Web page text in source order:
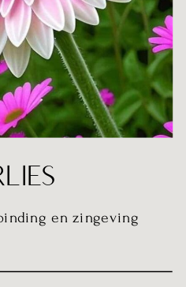
en zingeving